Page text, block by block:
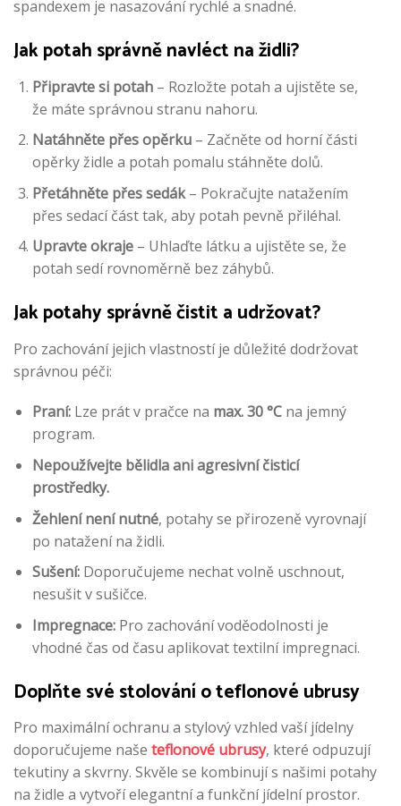
spandexem je nasazování rychlé a snadné.
Jak potah správně navléct na židli?
Připravte si potah– Rozložte potah a ujistěte se,
že máte správnou stranu nahoru.
Natáhněte přes opěrku– Začněte od horní části
opěrky židle a potah pomalu stáhněte dolů.
Přetáhněte přes sedák– Pokračujte natažením
přes sedací část tak, aby potah pevně přiléhal.
Upravte okraje– Uhlaďte látku a ujistěte se, že
potah sedí rovnoměrně bez záhybů.
Jak potahy správně čistit a udržovat?
Pro zachování jejich vlastností je důležité dodržovat
správnou péči:
Praní:Lze prát v pračce na max. 30 °Cna jemný
program.
Nepoužívejte bělidla ani agresivní čisticí
prostředky.
Žehlení není nutné, potahy se přirozeně vyrovnají
po natažení na židli.
Sušení:Doporučujeme nechat volně uschnout,
nesušit v sušičce.
Impregnace:Pro zachování voděodolnosti je
vhodné čas od času aplikovat textilní impregnaci.
Doplňte své stolování o teflonové ubrusy
Pro maximální ochranu a stylový vzhled vaší jídelny
doporučujeme naše teflonové ubrusy, které odpuzují
tekutiny a skvrny. Skvěle se kombinují s našimi potahy
na židle a vytvoří elegantní a funkční jídelní prostor.